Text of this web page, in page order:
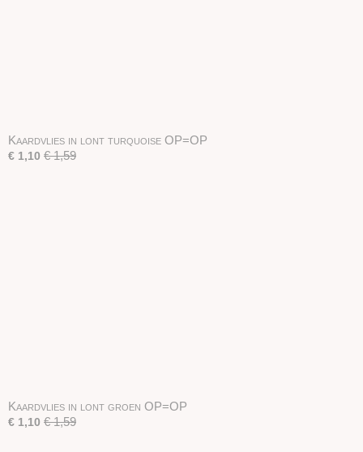
Kaardvlies in lont turquoise OP=OP
€ 1,10 € 1,59
Kaardvlies in lont groen OP=OP
€ 1,10 € 1,59